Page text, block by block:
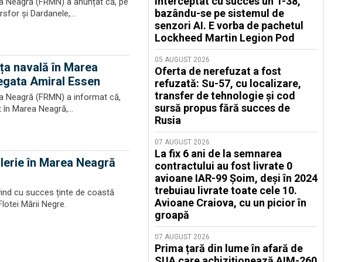
și Dardanele,...
navală în Marea
Amiral Essen
Neagră (FRMN) a informat că,
Marea Neagră,...
în Marea Neagră
cu succes ținte de coastă
Mării Negre.
bazându-se pe sistemul de
senzori AI. E vorba de pachetul
Lockheed Martin Legion Pod
05 AUGUST 2026
Oferta de nerefuzat a fost
refuzată: Su-57, cu localizare,
transfer de tehnologie și cod
sursă propus fără succes de
Rusia
07 AUGUST 2026
La fix 6 ani de la semnarea
contractului au fost livrate 0
avioane IAR-99 Șoim, deși în 2024
trebuiau livrate toate cele 10.
Avioane Craiova, cu un picior în
groapă
07 AUGUST 2026
Prima țară din lume în afară de